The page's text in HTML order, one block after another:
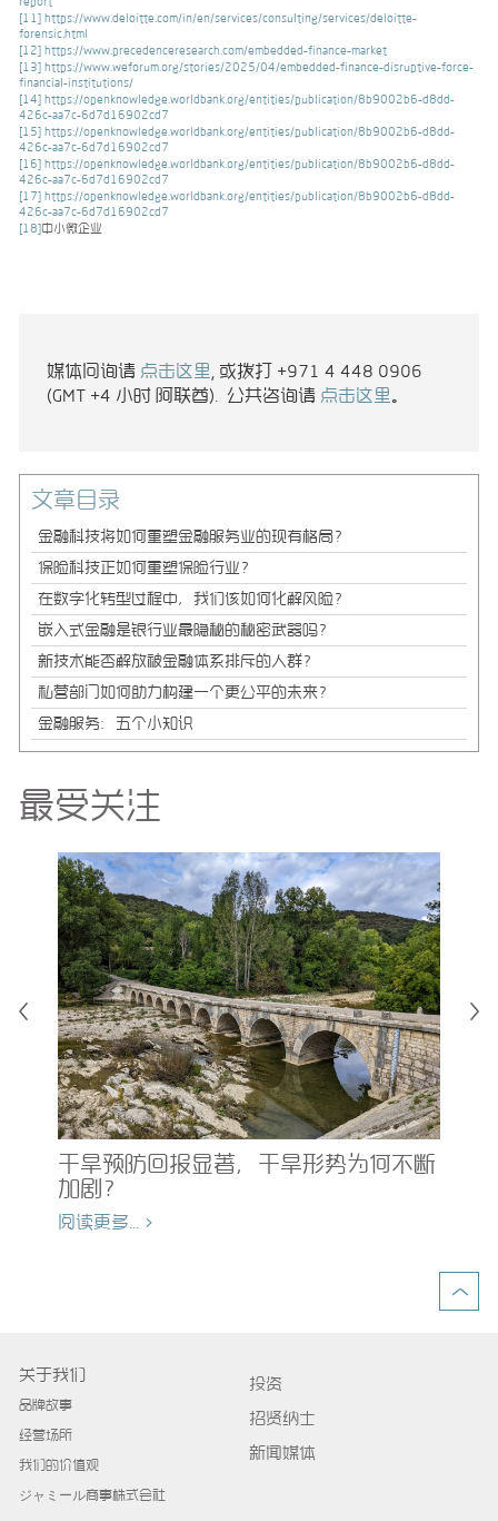
[11] https://www.deloitte.com/in/en/services/consulting/services/deloitte-
forensic.html
[12] https://www.precedenceresearch.com/embedded-finance-market
[13] https://www.weforum.org/stories/2025/04/embedded-finance-disruptive-force-
financial-institutions/
[14] https://openknowledge.worldbank.org/entities/publication/8b9002b6-d8dd-
426c-aa7c-6d7d16902cd7
[15] https://openknowledge.worldbank.org/entities/publication/8b9002b6-d8dd-
426c-aa7c-6d7d16902cd7
[16] https://openknowledge.worldbank.org/entities/publication/8b9002b6-d8dd-
426c-aa7c-6d7d16902cd7
[17] https://openknowledge.worldbank.org/entities/publication/8b9002b6-d8dd-
426c-aa7c-6d7d16902cd7
[18]中小微企业
媒体问询请 点击这里
, 或拨打 +971 4 448 0906
(GMT +4 小时 阿联酋). 公共咨询请 点击这里。
文章目录
金融科技将如何重塑金融服务业的现有格局？
保险科技正如何重塑保险行业？
在数字化转型过程中，我们该如何化解风险？
嵌入式金融是银行业最隐秘的秘密武器吗？
新技术能否解放被金融体系排斥的人群？
私营部门如何助力构建一个更公平的未来？
金融服务：五个小知识
最受关注
干旱预防回报显著，干旱形势为何不断
加剧？
阅读更多... >
关于我们
品牌故事
经营场所
我们的价值观
ジャミール商事株式会社
投资
招贤纳士
新闻媒体